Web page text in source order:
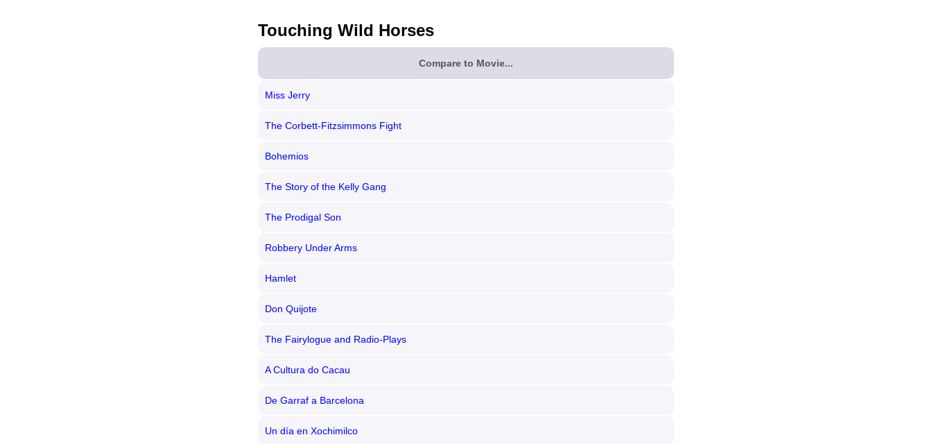
Touching Wild Horses
Compare to Movie...
Miss Jerry
The Corbett-Fitzsimmons Fight
Bohemios
The Story of the Kelly Gang
The Prodigal Son
Robbery Under Arms
Hamlet
Don Quijote
The Fairylogue and Radio-Plays
A Cultura do Cacau
De Garraf a Barcelona
Un día en Xochimilco